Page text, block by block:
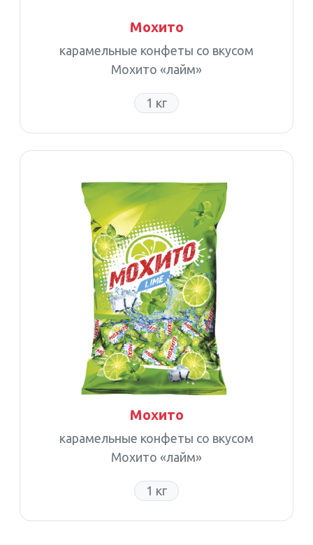
Мохито
карамельные конфеты со вкусом
Мохито «лайм»
1 кг
Мохито
карамельные конфеты со вкусом
Мохито «лайм»
1 кг